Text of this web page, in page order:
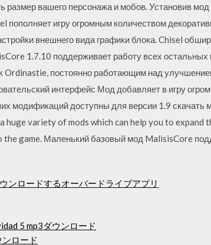
размер вашего персонажа и мобов. Установив
пополняет игру огромным количеством
внешнего вида графики блока. Chisel
1.7.10 поддерживает работу всех
постоянно работающим над
интерфейс Мод добавляет в игру
модификаций доступны для версии 1.9 скачать
huge variety of mods which can help you to
game. Маленький базовый мод MalisisCore
ンロードするオーバードライブアプリ
5 mp3ダウンロード
ロード